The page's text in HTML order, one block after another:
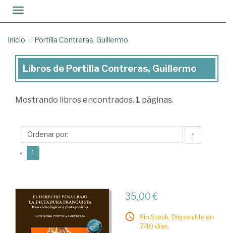
Toggle navigation
Inicio Portilla Contreras, Guillermo
Libros
Portilla
Guillermo
Libros de Portilla Contreras, Guillermo
Mostrando libros encontrados. 1 páginas.
↑
« 1
35,00 €
Sin Stock. Disponible en
7/10 días.